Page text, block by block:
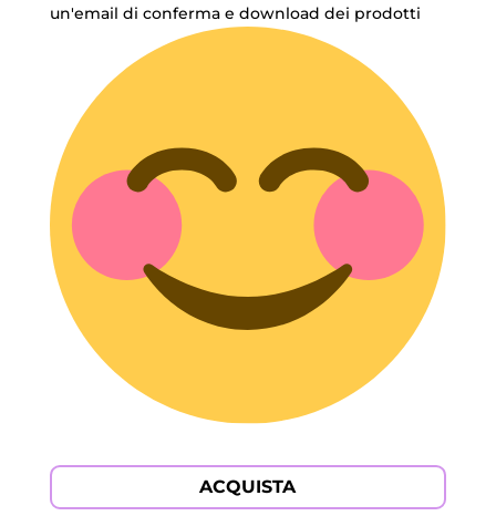
un'email di conferma e download dei prodotti
ACQUISTA